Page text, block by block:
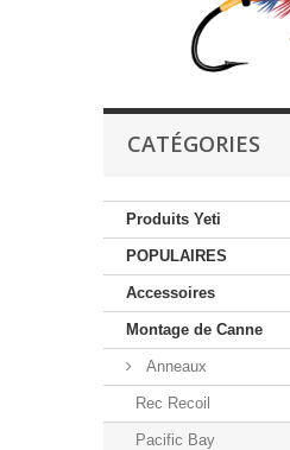
CATÉGORIES
Produits Yeti
POPULAIRES
Accessoires
Montage de Canne
Anneaux
Rec Recoil
Pacific Bay